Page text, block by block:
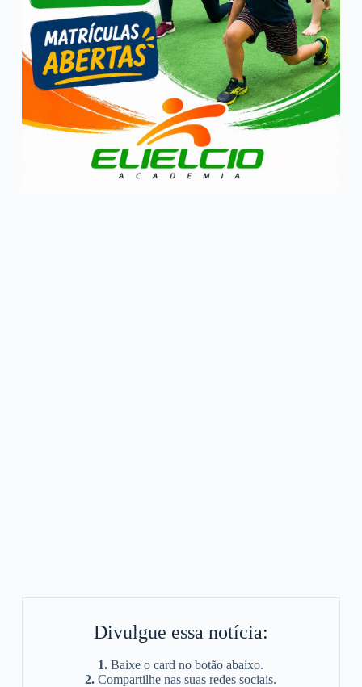
Divulgue essa notícia:
1. Baixe o card no botão abaixo.
2. Compartilhe nas suas redes sociais.